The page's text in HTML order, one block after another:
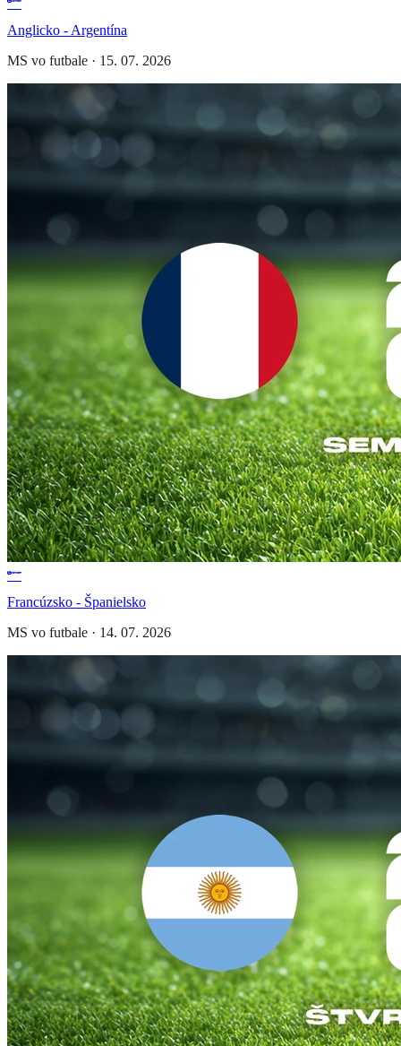
Anglicko - Argentína
MS vo futbale · 15. 07. 2026
Francúzsko - Španielsko
MS vo futbale · 14. 07. 2026